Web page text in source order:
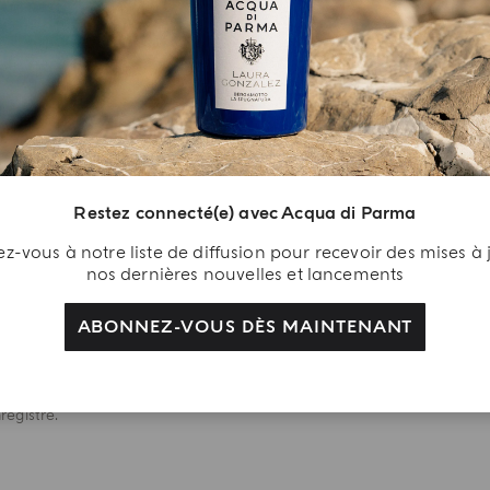
Restez connecté(e) avec Acqua di Parma
vous à notre liste de diffusion pour recevoir des mises à
nos dernières nouvelles et lancements
ABONNEZ-VOUS DÈS MAINTENANT
L'ART D'OFFRIR
De
une délicate
Créez votre
Acqua di Parma
recevez en cadeau un
douche Colonia 40 ml